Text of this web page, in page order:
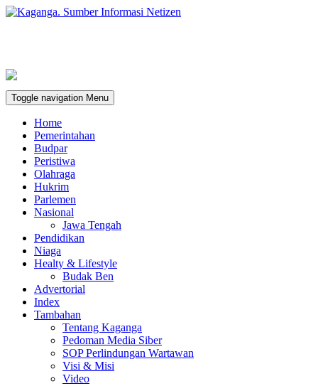
Toggle navigation Menu
Home
Pemerintahan
Budpar
Peristiwa
Olahraga
Hukrim
Parlemen
Nasional
Jawa Tengah
Pendidikan
Niaga
Healty & Lifestyle
Budak Ben
Advertorial
Index
Tambahan
Tentang Kaganga
Pedoman Media Siber
SOP Perlindungan Wartawan
Visi & Misi
Video